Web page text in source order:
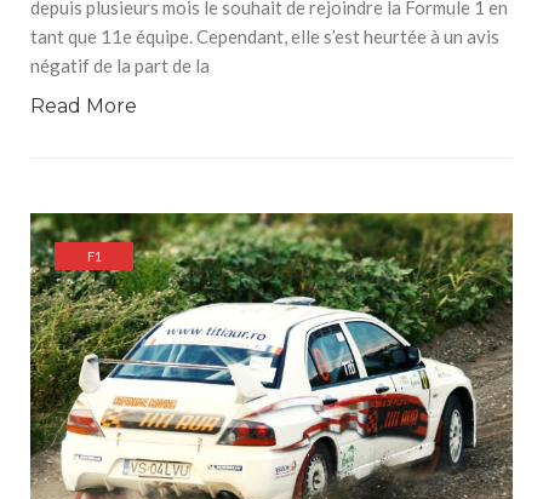
depuis plusieurs mois le souhait de rejoindre la Formule 1 en
tant que 11e équipe. Cependant, elle s’est heurtée à un avis
négatif de la part de la
Read More
F1